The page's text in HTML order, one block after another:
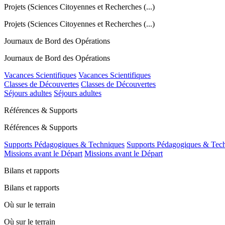
Projets (Sciences Citoyennes et Recherches (...)
Projets (Sciences Citoyennes et Recherches (...)
Journaux de Bord des Opérations
Journaux de Bord des Opérations
Vacances Scientifiques Vacances Scientifiques
Classes de Découvertes Classes de Découvertes
Séjours adultes Séjours adultes
Références & Supports
Références & Supports
Supports Pédagogiques & Techniques Supports Pédagogiques &
Missions avant le Départ Missions avant le Départ
Bilans et rapports
Bilans et rapports
Où sur le terrain
Où sur le terrain